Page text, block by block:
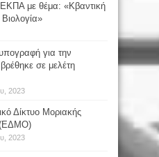
με θέμα: «Κβαντική
για την
σε μελέτη
2023
Δίκτυο Μοριακής
(ΕΔΜΟ)
2023